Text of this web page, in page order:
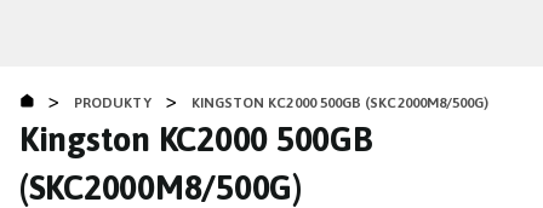
obsahu
> PRODUKTY > KINGSTON KC2000 500GB (SKC2000M8/500G)
Kingston KC2000 500GB
(SKC2000M8/500G)